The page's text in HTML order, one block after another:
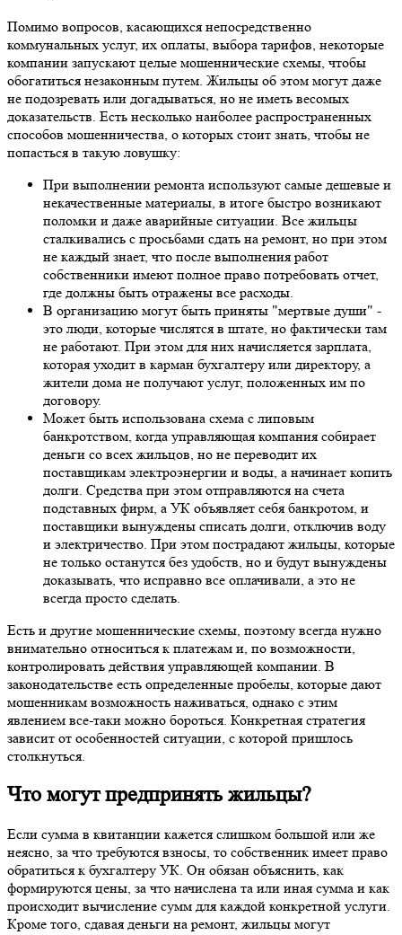
Помимо вопросов, касающихся непосредственно
коммунальных услуг, их оплаты, выбора тарифов, некоторые
компании запускают целые мошеннические схемы, чтобы
обогатиться незаконным путем. Жильцы об этом могут даже
не подозревать или догадываться, но не иметь весомых
доказательств. Есть несколько наиболее распространенных
способов мошенничества, о которых стоит знать, чтобы не
попасться в такую ловушку:
При выполнении ремонта используют самые дешевые и
некачественные материалы, в итоге быстро возникают
поломки и даже аварийные ситуации. Все жильцы
сталкивались с просьбами сдать на ремонт, но при этом
не каждый знает, что после выполнения работ
собственники имеют полное право потребовать отчет,
где должны быть отражены все расходы.
В организацию могут быть приняты "мертвые души" -
это люди, которые числятся в штате, но фактически там
не работают. При этом для них начисляется зарплата,
которая уходит в карман бухгалтеру или директору, а
жители дома не получают услуг, положенных им по
договору.
Может быть использована схема с липовым
банкротством, когда управляющая компания собирает
деньги со всех жильцов, но не переводит их
поставщикам электроэнергии и воды, а начинает копить
долги. Средства при этом отправляются на счета
подставных фирм, а УК объявляет себя банкротом, и
поставщики вынуждены списать долги, отключив воду
и электричество. При этом пострадают жильцы, которые
не только останутся без удобств, но и будут вынуждены
доказывать, что исправно все оплачивали, а это не
всегда просто сделать.
Есть и другие мошеннические схемы, поэтому всегда нужно
внимательно относиться к платежам и, по возможности,
контролировать действия управляющей компании. В
законодательстве есть определенные пробелы, которые дают
мошенникам возможность наживаться, однако с этим
явлением все-таки можно бороться. Конкретная стратегия
зависит от особенностей ситуации, с которой пришлось
столкнуться.
Что могут предпринять жильцы?
Если сумма в квитанции кажется слишком большой или же
неясно, за что требуются взносы, то собственник имеет право
обратиться к бухгалтеру УК. Он обязан объяснить, как
формируются цены, за что начислена та или иная сумма и как
происходит вычисление сумм для каждой конкретной услуги.
Кроме того, сдавая деньги на ремонт, жильцы могут